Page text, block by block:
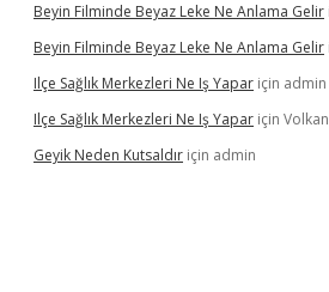
Beyin Filminde Beyaz Leke Ne Anlama Gelir
Beyin Filminde Beyaz Leke Ne Anlama Gelir
Ilçe Sağlık Merkezleri Ne Iş Yapar için admin
Ilçe Sağlık Merkezleri Ne Iş Yapar için Volkan
Geyik Neden Kutsaldır için admin